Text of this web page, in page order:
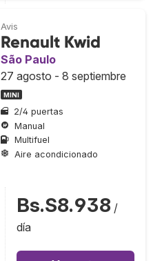
Avis
Renault Kwid
São Paulo
27 agosto - 8 septiembre
MINI
2/4 puertas
Manual
Multifuel
Aire acondicionado
Bs.S8.938 /
día